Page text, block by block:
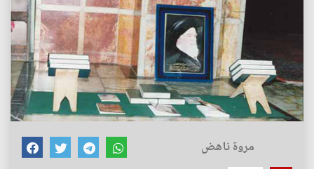
مروة ناهض